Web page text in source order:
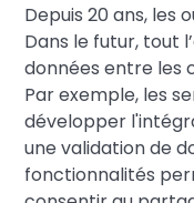
Depuis 20 ans, les
Dans le futur, tout
données entre les
Par exemple, les
développer
une validation de
fonctionnalités